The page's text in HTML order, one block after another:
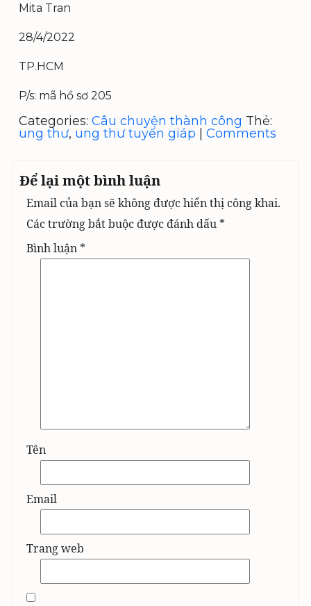
Mita Tran
28/4/2022
TP.HCM
P/s: mã hồ sơ 205
Categories: Câu chuyện thành công Thẻ:
ung thư, ung thư tuyến giáp | Comments
Để lại một bình luận
Email của bạn sẽ không được hiển thị công khai.
Các trường bắt buộc được đánh dấu *
Bình luận *
Tên
Email
Trang web